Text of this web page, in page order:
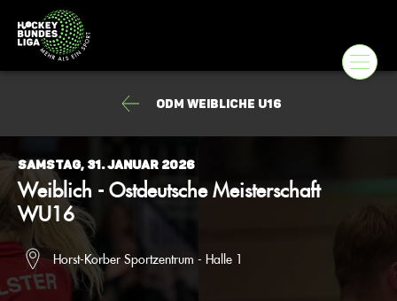
ODM Weibliche U16
Samstag, 31. Januar 2026
Weiblich - Ostdeutsche Meisterschaft
WU16
Horst-Korber Sportzentrum - Halle 1